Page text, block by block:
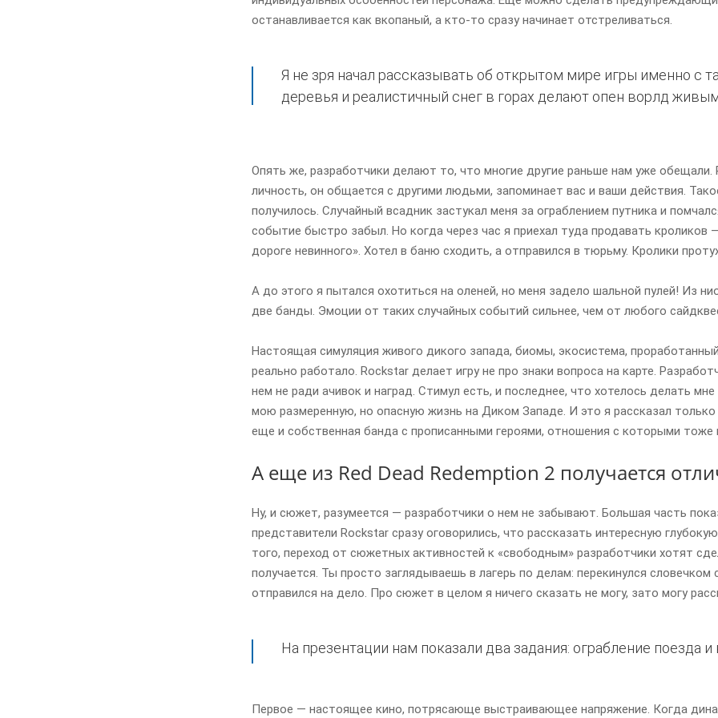
останавливается как вкопаный, а кто-то сразу начинает отстреливаться.
Я не зря начал рассказывать об открытом мире игры именно с
деревья и реалистичный снег в горах делают опен ворлд
Опять же, разработчики делают то, что многие другие раньше нам уже
личность, он общается с другими людьми, запоминает вас и ваши действия.
получилось. Случайный всадник застукал меня за ограблением путника и
событие быстро забыл. Но когда через час я приехал туда продавать кроликов
дороге невинного». Хотел в баню сходить, а отправился в тюрьму. Кролики
А до этого я пытался охотиться на оленей, но меня задело шальной пулей! Из
две банды. Эмоции от таких случайных событий сильнее, чем от любого
Настоящая симуляция живого дикого запада, биомы, экосистема,
реально работало. Rockstar делает игру не про знаки вопроса на карте.
нем не ради ачивок и наград. Стимул есть, и последнее, что хотелось делать
мою размеренную, но опасную жизнь на Диком Западе. И это я рассказал
еще и собственная банда с прописанными героями, отношения с которыми тоже
А еще из Red Dead Redemption 2 получается
Ну, и сюжет, разумеется — разработчики о нем не забывают. Большая часть
представители Rockstar сразу оговорились, что рассказать интересную
того, переход от сюжетных активностей к «свободным» разработчики хотят
получается. Ты просто заглядываешь в лагерь по делам: перекинулся
отправился на дело. Про сюжет в целом я ничего сказать не могу, зато могу
На презентации нам показали два задания: ограбление поезда
Первое — настоящее кино, потрясающе выстраивающее напряжение. Когда